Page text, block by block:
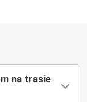
na trasie